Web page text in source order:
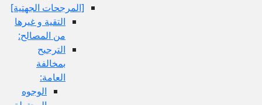
[المرجحات الجهتية]
التقية و غيرها
من المصالح:
الترجيح
بمخالفة
العامة:
الوجوه